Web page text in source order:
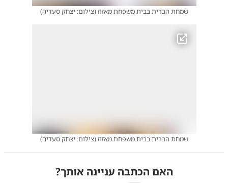
שמחת הברית בבית משפחת מאזוז(צילום: יצחק סעדיה)
שמחת הברית בבית משפחת מאזוז(צילום: יצחק סעדיה)
האם הכתבה עניינה אותך?